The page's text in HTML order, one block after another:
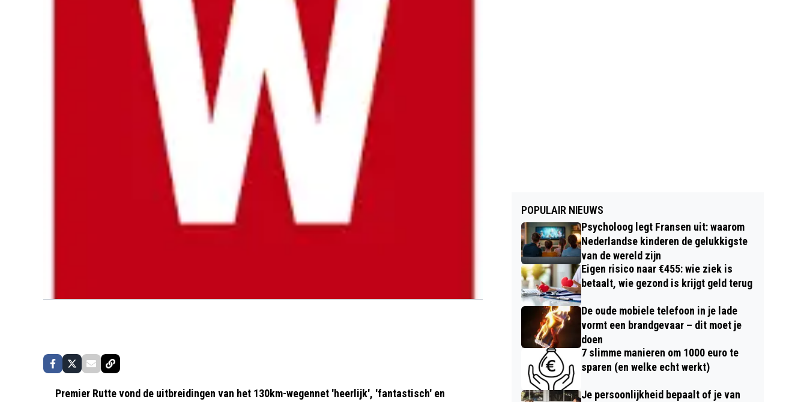
Premier Rutte vond de uitbreidingen van het 130km-wegennet 'heerlijk', 'fantastisch' en
POPULAIR NIEUWS
Psycholoog legt Fransen uit: waarom
Nederlandse kinderen de gelukkigste
van de wereld zijn
Eigen risico naar €455: wie ziek is
betaalt, wie gezond is krijgt geld terug
De oude mobiele telefoon in je lade
vormt een brandgevaar – dit moet je
doen
7 slimme manieren om 1000 euro te
sparen (en welke echt werkt)
Je persoonlijkheid bepaalt of je van